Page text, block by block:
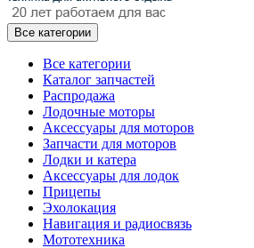
Все категории
Все категории
Каталог запчастей
Распродажа
Лодочные моторы
Аксессуары для моторов
Запчасти для моторов
Лодки и катера
Аксессуары для лодок
Прицепы
Эхолокация
Навигация и радиосвязь
Мототехника